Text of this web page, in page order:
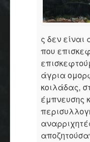
ς δεν
που
άγρια
κοιλάδας,
έμπνευσης